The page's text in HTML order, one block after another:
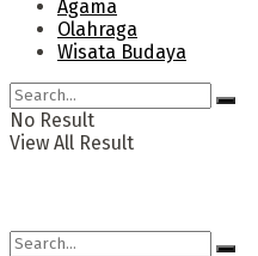
Agama
Olahraga
Wisata Budaya
No Result
View All Result